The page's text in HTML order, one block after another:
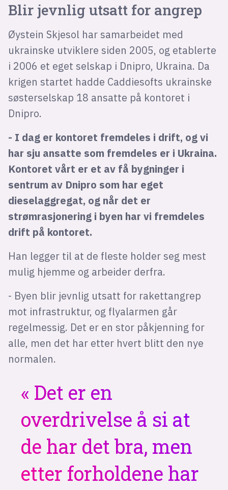
Blir jevnlig utsatt for angrep
Øystein Skjesol har samarbeidet med
ukrainske utviklere siden 2005, og etablerte
i 2006 et eget selskap i Dnipro, Ukraina. Da
krigen startet hadde Caddiesofts ukrainske
søsterselskap 18 ansatte på kontoret i
Dnipro.
- I dag er kontoret fremdeles i drift, og vi
har sju ansatte som fremdeles er i Ukraina.
Kontoret vårt er et av få bygninger i
sentrum av Dnipro som har eget
dieselaggregat, og når det er
strømrasjonering i byen har vi fremdeles
drift på kontoret.
Han legger til at de fleste holder seg mest
mulig hjemme og arbeider derfra.
- Byen blir jevnlig utsatt for rakettangrep
mot infrastruktur, og flyalarmen går
regelmessig. Det er en stor påkjenning for
alle, men det har etter hvert blitt den nye
normalen.
Det er en
overdrivelse å si at
de har det bra, men
etter forholdene har